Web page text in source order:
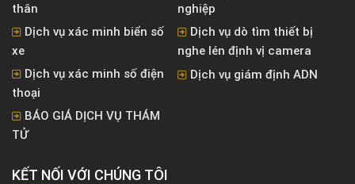
thân
nghiệp
Dịch vụ xác minh biển số
xe
Dịch vụ dò tìm thiết bị
nghe lén định vị camera
Dịch vụ xác minh số điện
thoại
Dịch vụ giám định ADN
BÁO GIÁ DỊCH VỤ THÁM
TỬ
KẾT NỐI VỚI CHÚNG TÔI